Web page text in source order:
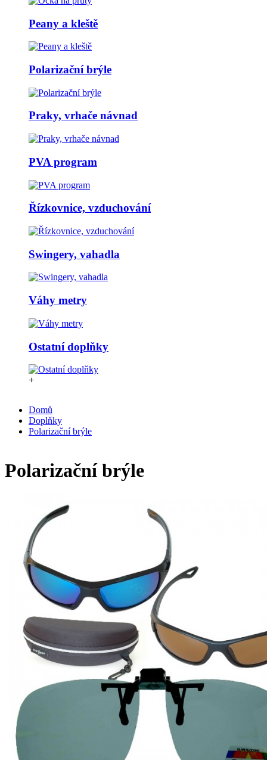
Peany a kleště
Polarizační brýle
Praky, vrhače návnad
PVA program
Řízkovnice, vzduchování
Swingery, vahadla
Váhy metry
Ostatní doplňky
+
Domů
Doplňky
Polarizační brýle
Polarizační brýle